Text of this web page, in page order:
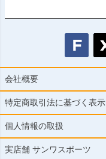
会社概要
特定商取引法に基づく表示
個人情報の取扱
実店舗 サンワスポーツ